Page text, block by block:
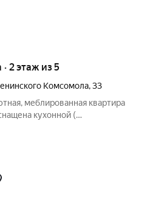
· 2 этаж из 5
Комсомола,33
меблированная квартира
кухонной (
ванной комнатой,